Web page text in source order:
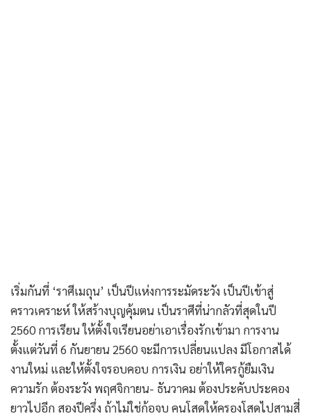
เริ่มกันที่ ‘ราศีเมถุน’ เป็นปีแห่งการระมัดระวัง เป็นปีเข้าสู่
คราวเคราะห์ ให้สร้างบุญคุ้มตน เป็นราศีที่น่ากลัวที่สุดในปี
2560 การเรียน ให้ตั้งใจเรียนอย่าเอาเรื่องรักเข้ามา การงาน
ตั้งแต่วันที่ 6 กันยายน 2560 จะมีการเปลี่ยนแปลง มีโอกาสได้
งานใหม่ และให้ตั้งใจรอบคอบ การเงิน อย่าให้ใครกู้ยืมเงิน
ความรัก ต้องระวัง พฤศจิกายน- ธันวาคม ต้องประคับประคอง
ยาวไปอีก สองปีครึ่ง ถ้าไม่ใช่ก้อจบ คนโสดให้ครองโสดไปสามสี่